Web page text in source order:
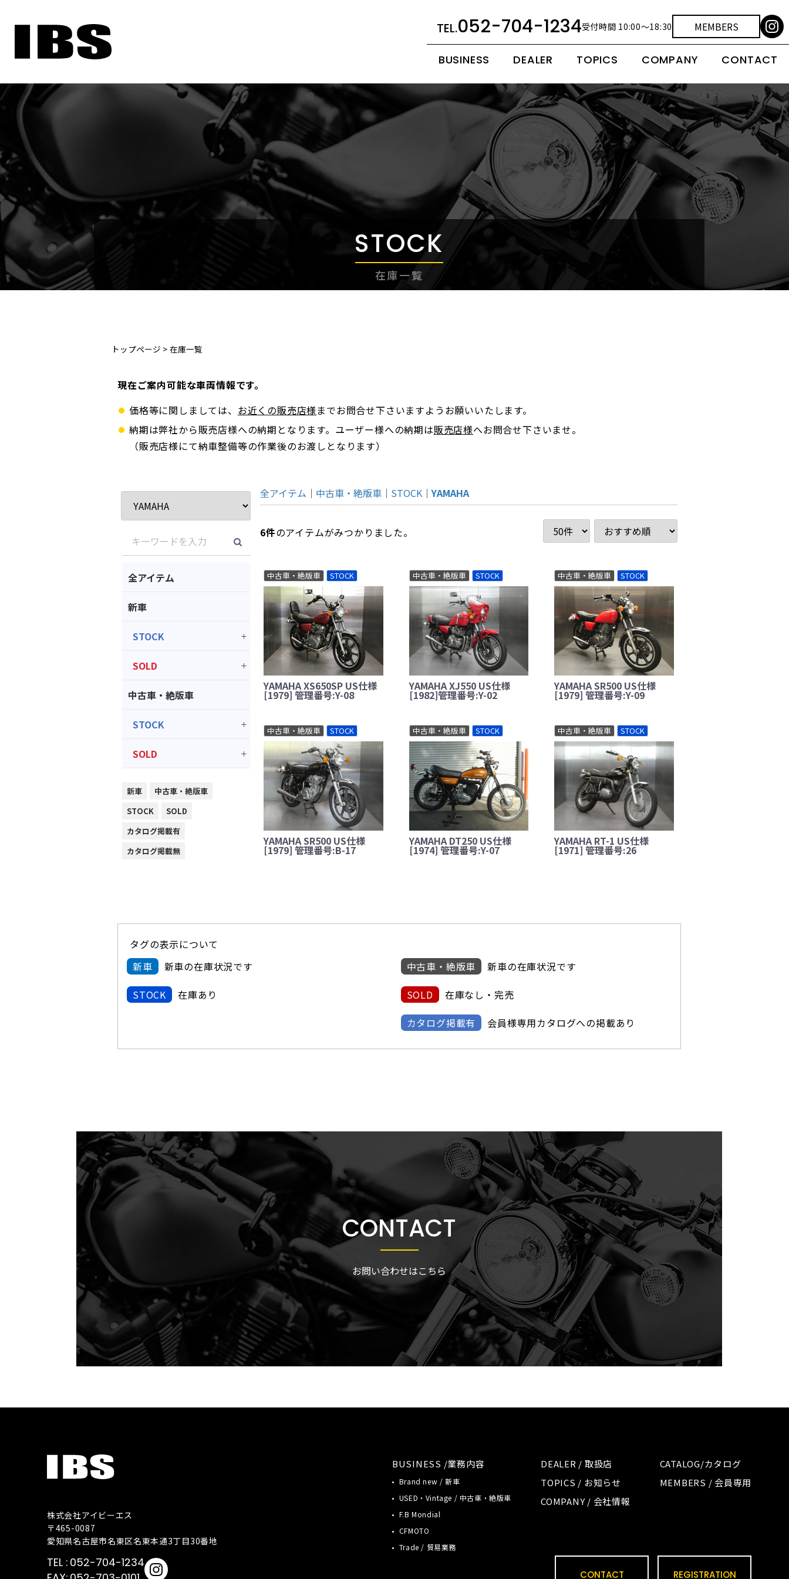
STOCK
在庫一覧
トップページ > 在庫一覧
現在ご案内可能な車両情報です。
価格等に関しましては、 お近くの販売店様までお問合せ下さいますようお願いいたします。
納期は弊社から販売店様への納期となります。ユーザー様への納期は販売店様へお問合せ下さいませ。
（販売店様にて納車整備等の作業後のお渡しとなります）
全アイテム
新車
STOCK
SOLD
中古車・絶版車
STOCK
SOLD
新車
中古車・絶版車
STOCK
SOLD
カタログ掲載有
カタログ掲載無
全アイテム 中古車・絶版車 STOCK YAMAHA
6件のアイテムがみつかりました。
中古車・絶版車 STOCK
YAMAHA XS650SP US仕様
[1979] 管理番号:Y-08
中古車・絶版車 STOCK
YAMAHA XJ550 US仕様
[1982]管理番号:Y-02
中古車・絶版車 STOCK
YAMAHA SR500 US仕様
[1979] 管理番号:Y-09
中古車・絶版車 STOCK
YAMAHA SR500 US仕様
[1979] 管理番号:B-17
中古車・絶版車 STOCK
YAMAHA DT250 US仕様
[1974] 管理番号:Y-07
中古車・絶版車 STOCK
YAMAHA RT-1 US仕様
[1971] 管理番号:26
タグの表示について
新車
新車の在庫状況です 中古車・絶版車
新車の在庫状況です
STOCK
在庫あり SOLD
在庫なし・完売
カタログ掲載有
会員様専用カタログへの掲載あり
CONTACT
お問い合わせはこちら
株式会社アイビーエス
〒465-0087
愛知県名古屋市名東区名東本通3丁目30番地
052-704-1234
BUSINESS /業務内容
Brand new / 新車
USED・Vintage / 中古車・絶版車
F.B Mondial
CFMOTO
Trade / 貿易業務
DEALER / 取扱店
TOPICS / お知らせ
COMPANY / 会社情報
CATALOG/カタログ
MEMBERS / 会員専用
CONTACT REGISTRATION
052-704-1234受付時間 10:00～18:30 MEMBERS
BUSINESS DEALER TOPICS COMPANY CONTACT